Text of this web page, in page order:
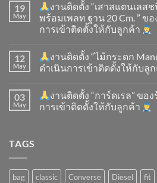
19
May
งานติดตั้ง “เสาสแตนเลส
พร้อมเพลท ฐาน 20 Cm. ” ข
การเข้าติดตั้ง​ให้กับลูกค้า
12
May
งานติดตั้ง “ไม้กระดก
ดำเนินการเข้าติดตั้ง​ให้กับลู
03
May
งานติดตั้ง “การ์ดเรล” ขอ
การเข้าติดตั้ง​ให้กับลูกค้า
TAGS
bag classic Converse Diesel fit